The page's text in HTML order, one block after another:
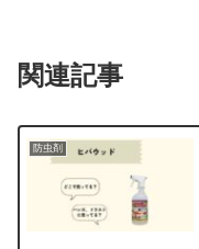
関連記事
防虫剤